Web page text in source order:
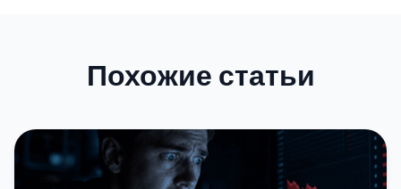
Похожие статьи